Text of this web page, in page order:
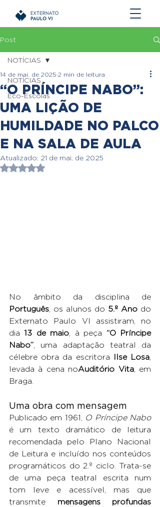
Post
NOTÍCIAS
Eco-Escolas
NOTÍCIAS
“O PRÍNCIPE NABO”:
UMA LIÇÃO DE
HUMILDADE NO PALCO
E NA SALA DE AULA
14 de mai. de 2025 2 min de leitura
Atualizado: 21 de mai. de 2025
Avaliado com NaN de 5 estrelas.
Português, os alunos do 5.º Ano do
Externato Paulo VI assistiram, no
dia 13 de maio, à peça “O Príncipe
Nabo”, uma adaptação teatral da
célebre obra da escritora Ilse Losa,
levada à cena noAuditório Vita, em
Braga.
Uma obra com mensagem
Publicado em 1961, O Príncipe Nabo
é um texto dramático de leitura
recomendada pelo Plano Nacional
de Leitura e incluído nos conteúdos
programáticos do 2.º ciclo. Trata-se
de uma peça teatral escrita num
tom leve e acessível, mas que
transmite mensagens profundas